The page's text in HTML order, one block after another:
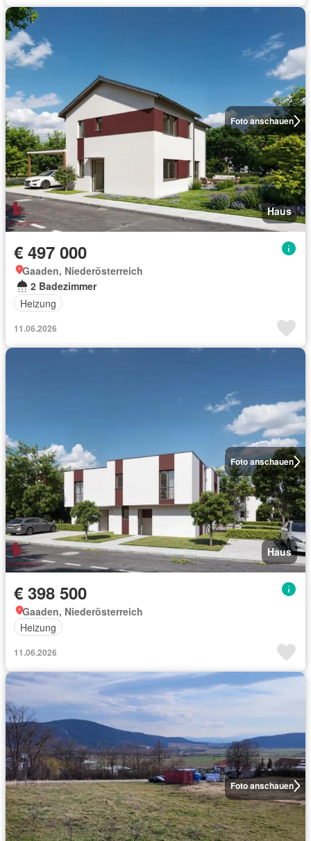
Foto anschauen
Haus
€ 497 000
Gaaden, Niederösterreich
2 Badezimmer
Heizung
11.06.2026
Foto anschauen
Haus
€ 398 500
Gaaden, Niederösterreich
Heizung
11.06.2026
Foto anschauen